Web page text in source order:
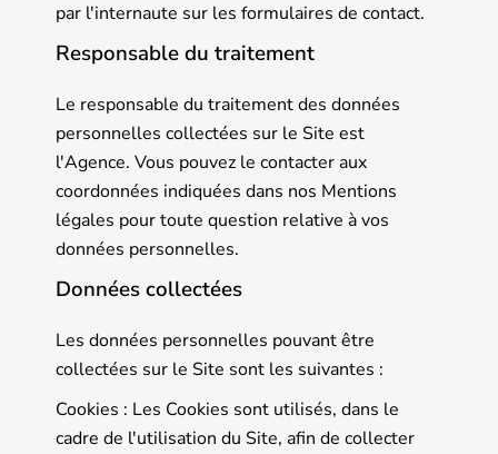
par l'internaute sur les formulaires de contact.
Responsable du traitement
Le responsable du traitement des données
personnelles collectées sur le Site est
l'Agence. Vous pouvez le contacter aux
coordonnées indiquées dans nos Mentions
légales pour toute question relative à vos
données personnelles.
Données collectées
Les données personnelles pouvant être
collectées sur le Site sont les suivantes :
Cookies : Les Cookies sont utilisés, dans le
cadre de l'utilisation du Site, afin de collecter